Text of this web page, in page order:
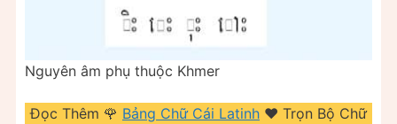
Nguyên âm phụ thuộc Khmer
Đọc Thêm 🌹 Bảng Chữ Cái Latinh ❤️ Trọn Bộ Chữ